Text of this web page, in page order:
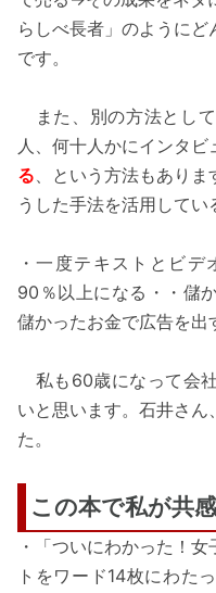
らしべ長者」のように
です。
また、別の方法とし
人、何十人かにインタビ
る 、という方法もあり
うした手法を活用してい
・一度テキストとビ
90％以上になる・・儲
儲かったお金で広告を出
私も60歳になって会
いと思います。石井さ
た。
この本で私が共
・「ついにわかった！
トをワード14枚にわた